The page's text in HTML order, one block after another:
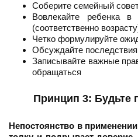
Соберите семейный
Вовлекайте ребенка в
(соответственно
Четко формулируйте
Обсуждайте
Записывайте важные
обращаться
Принцип 3: Будьте
Непостоянство в